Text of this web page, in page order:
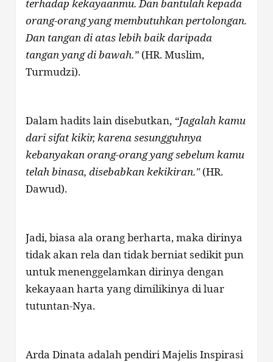
terhadap kekayaanmu. Dan bantulah kepada
orang-orang yang membutuhkan pertolongan.
Dan tangan di atas lebih baik daripada
tangan yang di bawah.” (HR. Muslim,
Turmudzi).
Dalam hadits lain disebutkan, “Jagalah kamu
dari sifat kikir, karena sesungguhnya
kebanyakan orang-orang yang sebelum kamu
telah binasa, disebabkan kekikiran."(HR.
Dawud).
Jadi, biasa ala orang berharta, maka dirinya
tidak akan rela dan tidak berniat sedikit pun
untuk menenggelamkan dirinya dengan
kekayaan harta yang dimilikinya di luar
tutuntan-Nya.
Arda Dinata adalah pendiri Majelis Inspirasi